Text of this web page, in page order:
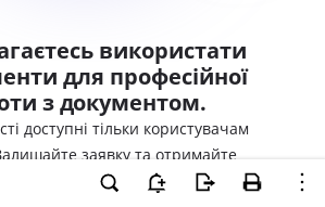
використати
для професійної
з документом.
доступні тільки користувачам
заявку та отримайте
професійної роботи прямо зараз.